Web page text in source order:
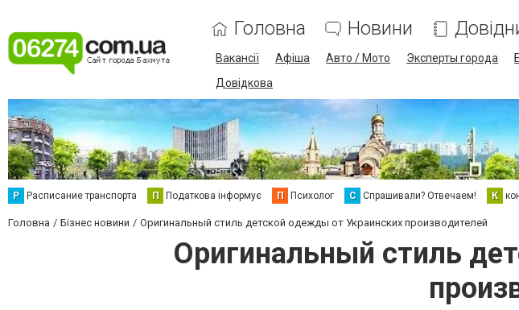
Головна Новини
Вакансії Афіша Авто / Мото Эксперты города
Довідкова
Р Расписание транспорта П Податкова інформує П Психолог С Спрашивали? Отвечаем! К
Головна Бізнес новини Оригинальный стиль детской одежды от Украинских производителей
Оригинальный стиль